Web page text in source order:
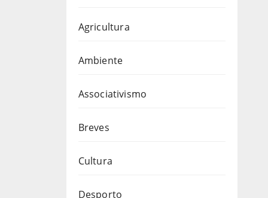
Agricultura
Ambiente
Associativismo
Breves
Cultura
Desporto